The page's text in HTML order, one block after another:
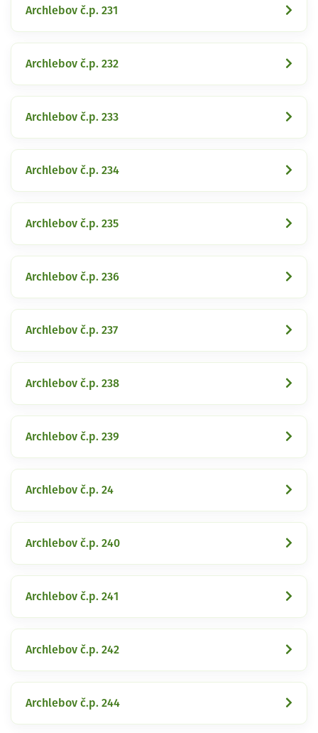
Archlebov č.p. 231
Archlebov č.p. 232
Archlebov č.p. 233
Archlebov č.p. 234
Archlebov č.p. 235
Archlebov č.p. 236
Archlebov č.p. 237
Archlebov č.p. 238
Archlebov č.p. 239
Archlebov č.p. 24
Archlebov č.p. 240
Archlebov č.p. 241
Archlebov č.p. 242
Archlebov č.p. 244